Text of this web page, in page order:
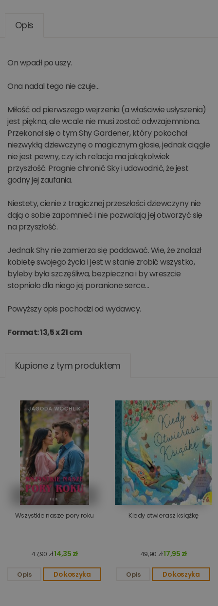
Opis
On wpadł po uszy.
Ona nadal tego nie czuje…
Miłość od pierwszego wejrzenia (a właściwie usłyszenia)
jest piękna, ale wcale nie musi zostać odwzajemniona.
Przekonał się o tym Shy Gardener, który pokochał
niezwykłą dziewczynę o magicznym głosie, jednak ciągle
nie jest pewny, czy ich relacja ma jakąkolwiek
przyszłość. Pragnie chronić Sky i udowodnić, że jest
godny jej zaufania.
Niestety, cienie z tragicznej przeszłości dziewczyny nie
dają o sobie zapomnieć i nie pozwalają jej otworzyć się
na przyszłość.
Jednak Shy nie zamierza się poddawać. Wie, że znalazł
kobietę swojego życia i jest w stanie zrobić wszystko,
byleby była szczęśliwa, bezpieczna i by wreszcie
stopniało dla niego jej poranione serce…
Powyższy opis pochodzi od wydawcy.
Format: 13,5 x 21 cm
Kupione z tym produktem
Wszystkie nasze pory roku
47,90 zł14,35 zł
Opis Do koszyka
Kiedy otwierasz książkę
49,90 zł17,95 zł
Opis Do koszyka